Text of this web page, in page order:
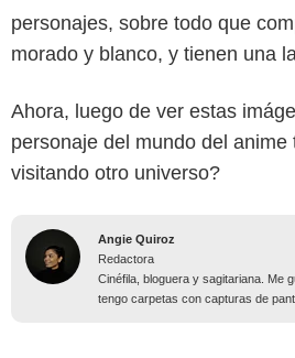
personajes, sobre todo que
morado y blanco, y tienen una
Ahora, luego de ver estas
personaje del mundo del anime
visitando otro universo?
Angie Quiroz
Redactora
Cinéfila, bloguera y sagitariana. Me
tengo carpetas con capturas de